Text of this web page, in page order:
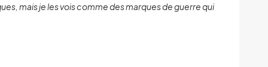
mais je les vois comme des marques de guerre qui